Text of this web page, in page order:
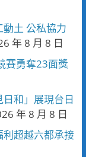
土 公私協力
年 8 月 8 日
賽勇奪23面獎
和」展現台日
年 8 月 8 日
超越六都承接